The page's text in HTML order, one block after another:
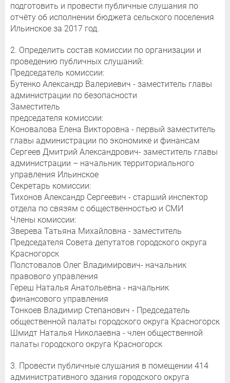
подготовить и провести публичные слушания по
отчёту об исполнении бюджета сельского поселения
Ильинское за 2017 год.
2. Определить состав комиссии по организации и
проведению публичных слушаний:
Председатель комиссии:
Бутенко Александр Валериевич - заместитель главы
администрации по безопасности
Заместитель
председателя комиссии:
Коновалова Елена Викторовна - первый заместитель
главы администрации по экономике и финансам
Сергеев Дмитрий Александрович- заместитель главы
администрации – начальник территориального
управления Ильинское
Секретарь комиссии:
Тихонов Александр Сергеевич - старший инспектор
отдела по связям с общественностью и СМИ
Члены комиссии:
Зверева Татьяна Михайловна - заместитель
Председателя Совета депутатов городского округа
Красногорск
Полстовалов Олег Владимирович- начальник
правового управления
Гереш Наталья Анатольевна - начальник
финансового управления
Тонкоев Владимир Степанович - Председатель
общественной палаты городского округа Красногорск
Шмидт Наталья Николаевна - член общественной
палаты городского округа Красногорск
3. Провести публичные слушания в помещении 414
административного здания городского округа